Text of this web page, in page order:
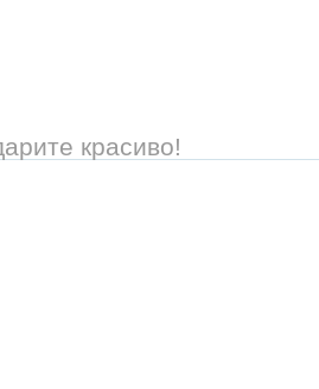
красиво!